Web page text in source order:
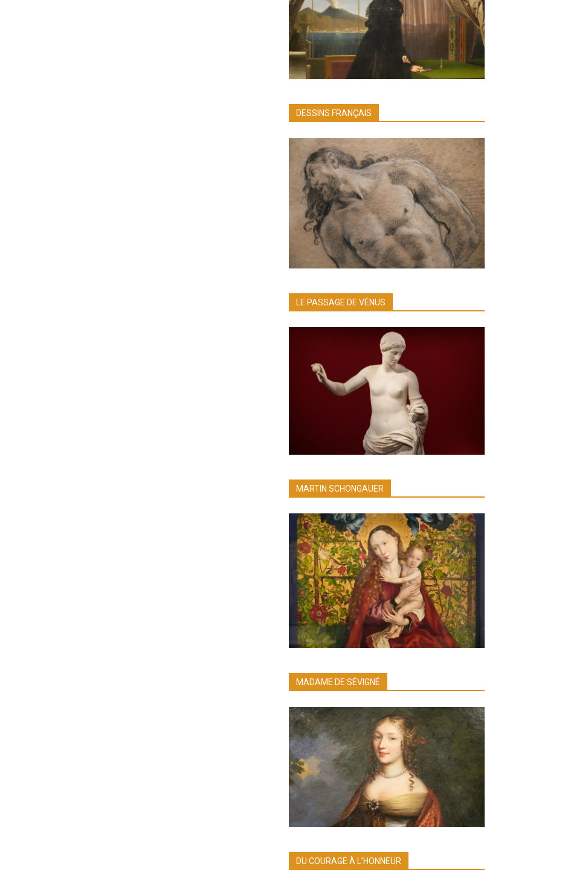
DESSINS FRANÇAIS
LE PASSAGE DE VÉNUS
MARTIN SCHONGAUER
MADAME DE SÉVIGNÉ
DU COURAGE À L’HONNEUR